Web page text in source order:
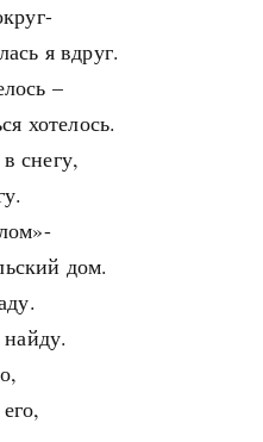
я вдруг.
–
хотелось.
снегу,
дом.